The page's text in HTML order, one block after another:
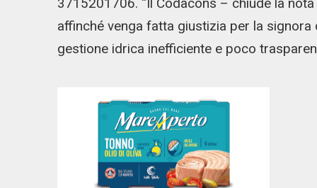
3715201706. “Il Codacons – chiude la
affinché venga fatta giustizia per la
gestione idrica inefficiente e poco